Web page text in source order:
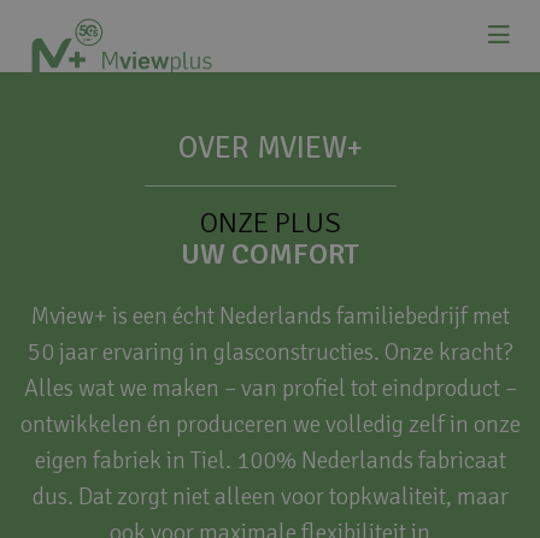
OVER MVIEW+
ONZE PLUS
UW COMFORT
Mview+ is een écht Nederlands familiebedrijf met
50 jaar ervaring in glasconstructies. Onze kracht?
Alles wat we maken – van profiel tot eindproduct –
ontwikkelen én produceren we volledig zelf in onze
eigen fabriek in Tiel. 100% Nederlands fabricaat
dus. Dat zorgt niet alleen voor topkwaliteit, maar